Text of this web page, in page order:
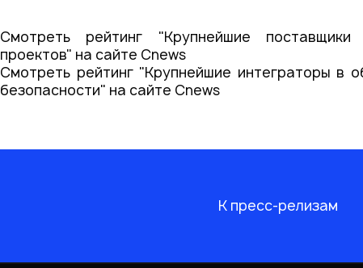
Смотреть рейтинг "Крупнейшие
проектов" на сайте Cnews
Смотреть рейтинг "Крупнейшие интеграторы в
безопасности" на сайте Cnews
К пресс-релизам